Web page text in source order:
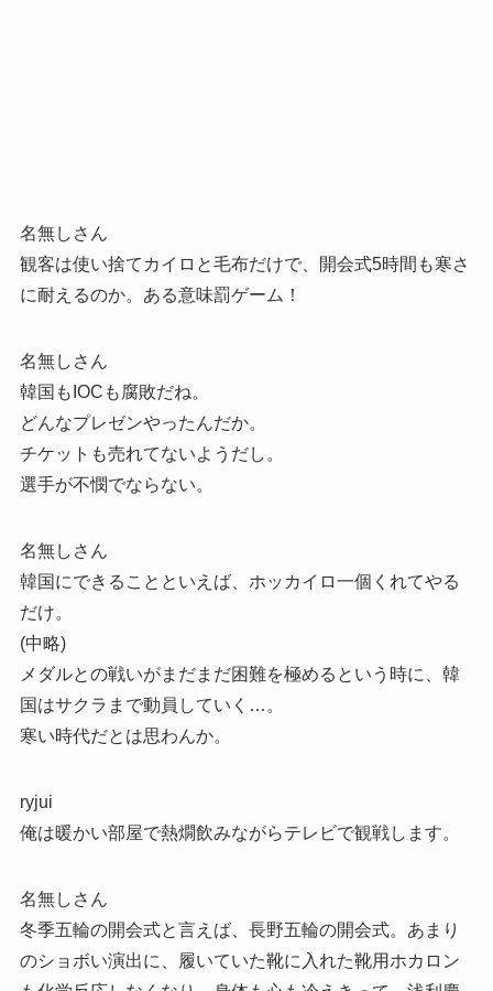
名無しさん
観客は使い捨てカイロと毛布だけで、開会式5時間も寒さ
に耐えるのか。ある意味罰ゲーム！
名無しさん
韓国もIOCも腐敗だね。
どんなプレゼンやったんだか。
チケットも売れてないようだし。
選手が不憫でならない。
名無しさん
韓国にできることといえば、ホッカイロ一個くれてやる
だけ。
(中略)
メダルとの戦いがまだまだ困難を極めるという時に、韓
国はサクラまで動員していく…。
寒い時代だとは思わんか。
ryjui
俺は暖かい部屋で熱燗飲みながらテレビで観戦します。
名無しさん
冬季五輪の開会式と言えば、長野五輪の開会式。あまり
のショボい演出に、履いていた靴に入れた靴用ホカロン